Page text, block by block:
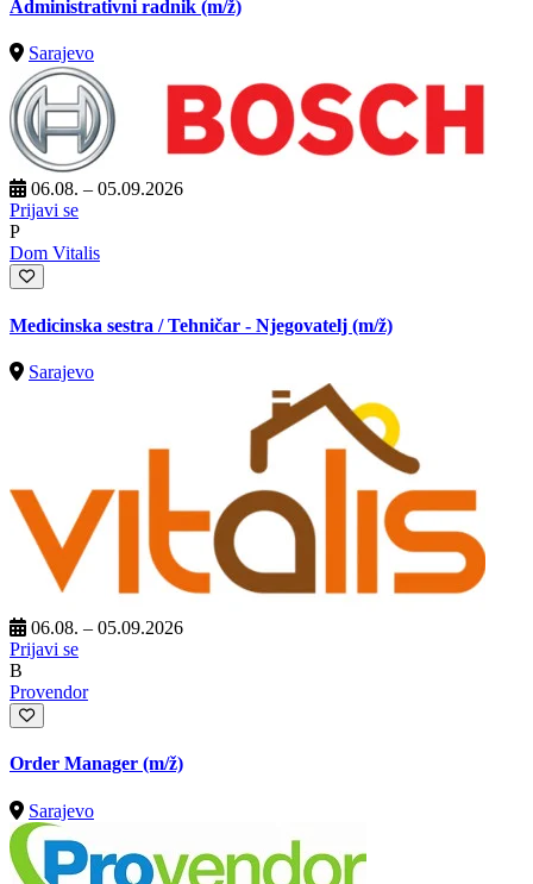
Administrativni radnik (m/ž)
Sarajevo
06.08. – 05.09.2026
Prijavi se
P
Dom Vitalis
Medicinska sestra / Tehničar - Njegovatelj (m/ž)
Sarajevo
06.08. – 05.09.2026
Prijavi se
B
Provendor
Order Manager (m/ž)
Sarajevo